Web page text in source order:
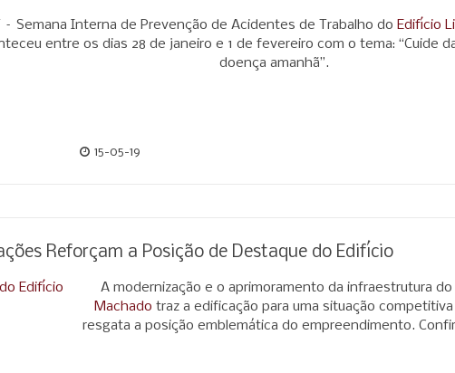
– Semana Interna de Prevenção de Acidentes de Trabalho do Edifício
entre os dias 28 de janeiro e 1 de fevereiro com o tema: “Cuide
doença amanhã”.
15-05-19
Reforçam a Posição de Destaque do Edifício
A modernização e o aprimoramento da infraestrutura do
Machado traz a edificação para uma situação
resgata a posição emblemática do empreendimento.